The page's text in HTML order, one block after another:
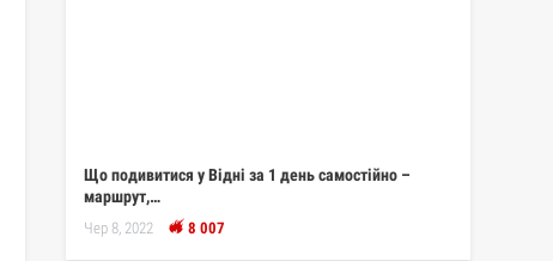
Що подивитися у Відні за 1 день самостійно –
маршрут,…
Чер 8, 2022 8 007